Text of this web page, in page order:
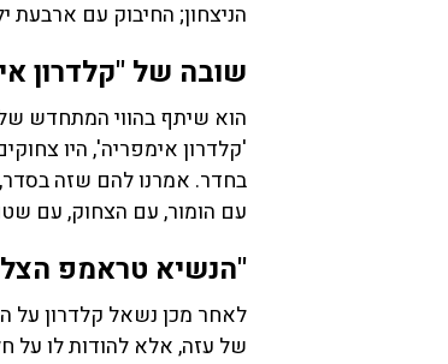
הניצחון; החיבוק עם ארבעת
שובה של "קלדרון
הוא שיתף בהווי המתחדש
'קלדרון אימפריה', היו
בחדר. אמרנו להם שזה בסדר,
עם הומור, עם הצחוק, עם
"הנשיא טראמפ
לאחר מכן נשאל קלדרון על
של עזה, אלא להודות לו